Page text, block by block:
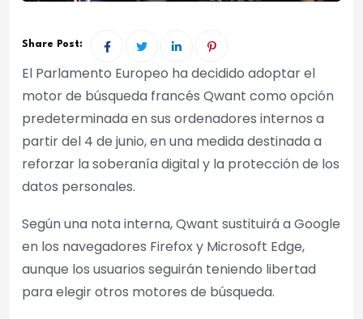
Share Post:
El Parlamento Europeo ha decidido adoptar el
motor de búsqueda francés Qwant como opción
predeterminada en sus ordenadores internos a
partir del 4 de junio, en una medida destinada a
reforzar la soberanía digital y la protección de los
datos personales.
Según una nota interna, Qwant sustituirá a Google
en los navegadores Firefox y Microsoft Edge,
aunque los usuarios seguirán teniendo libertad
para elegir otros motores de búsqueda.